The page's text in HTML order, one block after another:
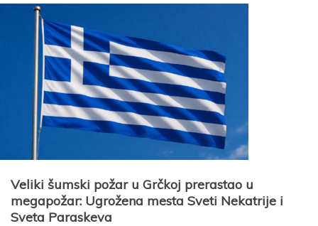
Veliki šumski požar u Grčkoj prerastao u
megapožar: Ugrožena mesta Sveti Nekatrije i
Sveta Paraskeva